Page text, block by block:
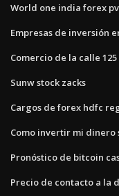
World one india forex
Empresas de inversión
Comercio de la calle
Sunw stock zacks
Cargos de forex hdfc
Como invertir mi dinero
Pronóstico de bitcoin
Precio de contacto a la